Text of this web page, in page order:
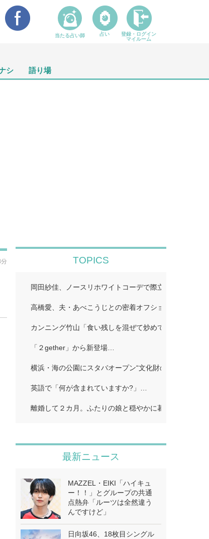
シ 語り場
TOPICS
岡田紗佳、ノースリホワイトコーデで際立つ美スタイ
高橋愛、夫・あべこうじとの密着オフショット公開「
カンニング竹山「食い残しを混ぜて炒めて味つけて」…
「２gether」から新登場…
横浜・海の公園にスタバオープン“文化財のレトロ洋館
英語で「何が含まれていますか?」…
離婚して２カ月。ふたりの娘と穏やかに暮らしている
最新ニュース
MAZZEL・EIKI「ハイキュ
ー！！」とグループの共通
点熱弁「ルーツは全然違う
んですけど」
日向坂46、18枚目シングル
当たる占い師 占い
登録・ログイン
マイルーム